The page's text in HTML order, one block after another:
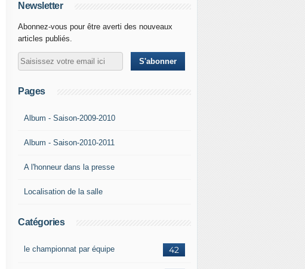
Newsletter
Abonnez-vous pour être averti des nouveaux
articles publiés.
Pages
Album - Saison-2009-2010
Album - Saison-2010-2011
A l'honneur dans la presse
Localisation de la salle
Catégories
42
le championnat par équipe